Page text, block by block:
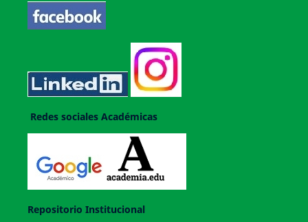
Redes sociales Académicas
Repositorio Institucional